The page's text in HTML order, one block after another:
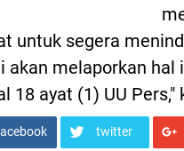
untuk segera
akan melaporkan hal
18 ayat (1) UU
twitter